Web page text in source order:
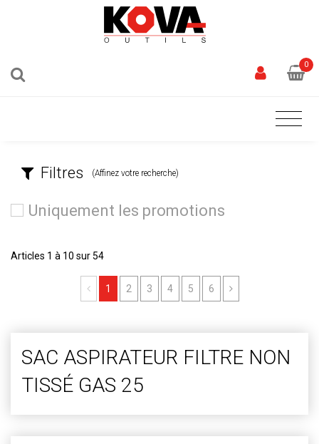
0
Filtres (Affinez votre recherche)
Uniquement les promotions
Articles 1 à 10 sur 54
Previous
1 2 3 4 5 6 Next
SAC ASPIRATEUR FILTRE NON
TISSÉ GAS 25